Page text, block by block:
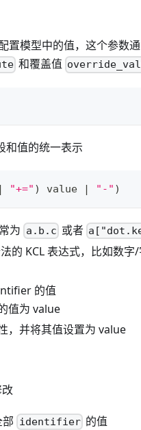
置模型中的值，这个参数
和覆盖值
和值的统一表示
| "+=" ) value | "-" )
为 a.b.c 或者
的 KCL 表达式，比如数字/
的值
值为 value
并将其值设置为 value
部 identifier的值